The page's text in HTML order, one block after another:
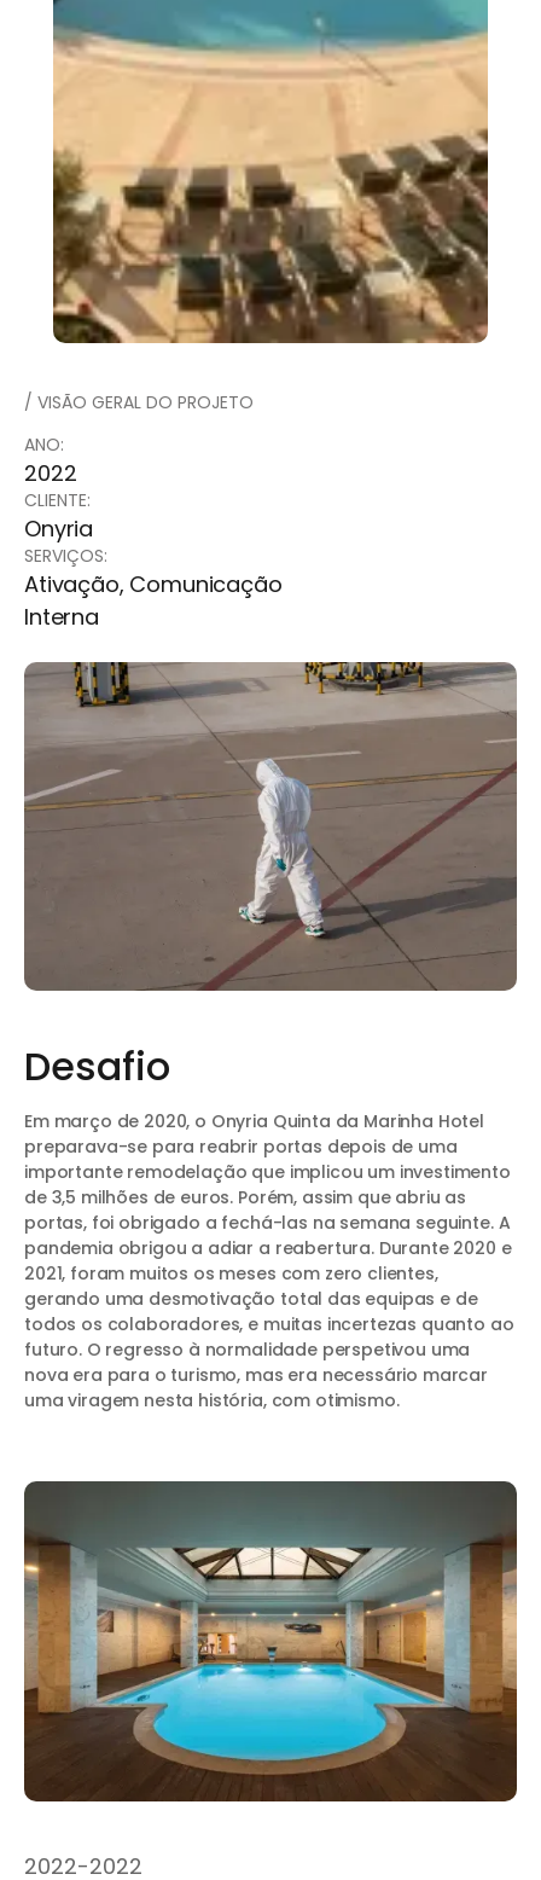
/ VISÃO GERAL DO PROJETO
ANO:
2022
CLIENTE:
Onyria
SERVIÇOS:
Ativação, Comunicação
Interna
Desafio
Em março de 2020, o Onyria Quinta da Marinha Hotel
preparava-se para reabrir portas depois de uma
importante remodelação que implicou um investimento
de 3,5 milhões de euros. Porém, assim que abriu as
portas, foi obrigado a fechá-las na semana seguinte. A
pandemia obrigou a adiar a reabertura. Durante 2020 e
2021, foram muitos os meses com zero clientes,
gerando uma desmotivação total das equipas e de
todos os colaboradores, e muitas incertezas quanto ao
futuro. O regresso à normalidade perspetivou uma
nova era para o turismo, mas era necessário marcar
uma viragem nesta história, com otimismo.
2022-2022